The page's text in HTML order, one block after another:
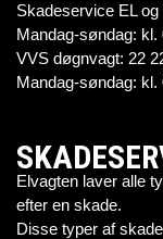
Skadeservice EL og
Mandag-søndag: kl.
VVS døgnvagt: 22
Mandag-søndag: kl.
Elvagten laver alle
efter en skade.
Disse typer af